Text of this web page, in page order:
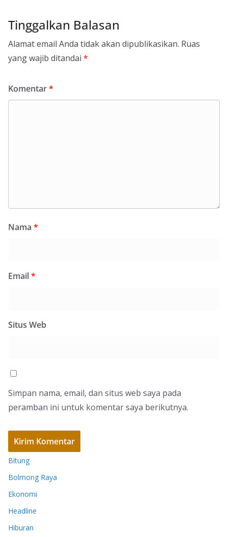
Tinggalkan Balasan
Alamat email Anda tidak akan dipublikasikan. Ruas
yang wajib ditandai *
Komentar*
Nama *
Email*
Situs Web
Simpan nama, email, dan situs web saya pada
peramban ini untuk komentar saya berikutnya.
Bitung
Bolmong Raya
Ekonomi
Headline
Hiburan